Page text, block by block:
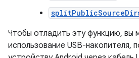
Чтобы отладить эту функцию, вы
использование USB-накопителя,